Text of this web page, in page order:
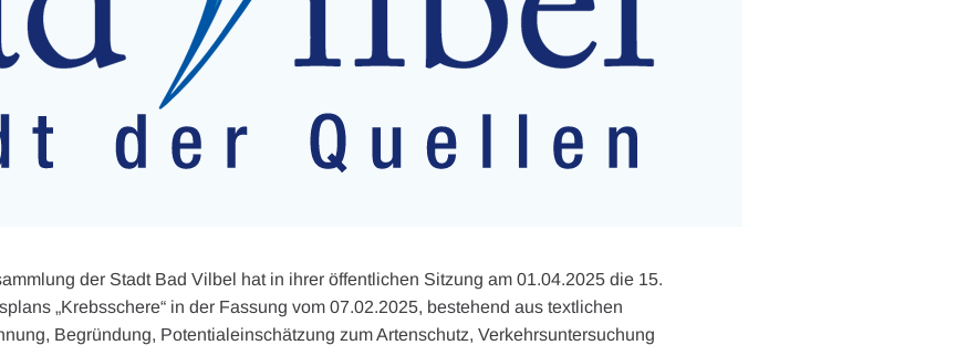
der Stadt Bad Vilbel hat in ihrer öffentlichen Sitzung am 01.04.2025 die 15.
„Krebsschere“ in der Fassung vom 07.02.2025, bestehend aus textlichen
Begründung, Potentialeinschätzung zum Artenschutz, Verkehrsuntersuchung